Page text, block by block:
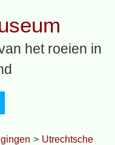
het roeien in
> Utrechtsche